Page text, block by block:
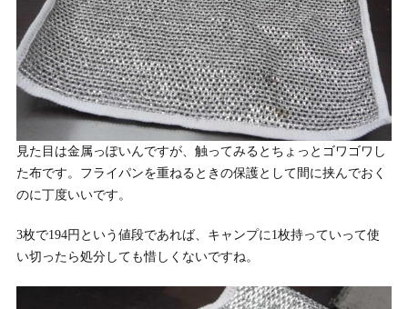
見た目は金属っぽいんですが、触ってみるとちょっとゴワゴワし
た布です。フライパンを重ねるときの保護として間に挟んでおく
のに丁度いいです。
3枚で194円という値段であれば、キャンプに1枚持っていって使
い切ったら処分しても惜しくないですね。